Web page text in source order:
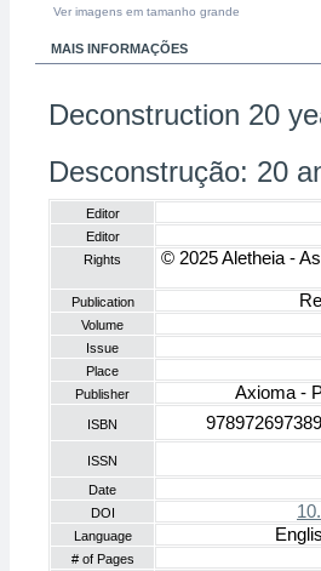
Ver imagens em tamanho grande
MAIS INFORMAÇÕES
Deconstruction 20
Desconstrução: 20
Editor
Editor
Rights
© 2025 Aletheia -
Publication
Volume
Issue
Place
Publisher
Axioma -
ISBN
ISSN
Date
DOI
Language
# of Pages